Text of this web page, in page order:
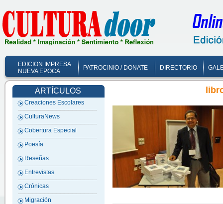
EDICION IMPRESA
NUEVA EPOCA
PATROCINIO / DONATE DIRECTORIO
ARTÍCULOS
Creaciones Escolares
CulturaNews
Cobertura Especial
Poesía
Reseñas
Entrevistas
Crónicas
Migración